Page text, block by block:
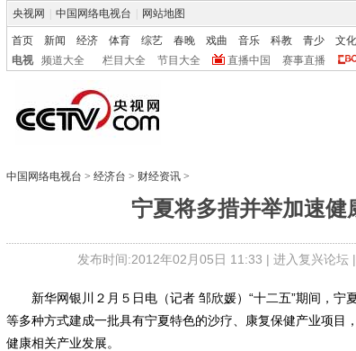
央视网 中国网络电视台 网站地图
首页 新闻 经济 体育 综艺 春晚 戏曲 音乐 科教 青少 文化
电视
频道大全 栏目大全 节目大全 直播中国 赛事直播
中国网络电视台 > 经济台 > 财经资讯 >
宁夏将多措并举加速健
发布时间:2012年02月05日 11:33 | 进入复兴论坛|
新华网银川２月５日电（记者 邹欣媛）“十二五”期间，宁
等多种方式建成一批具有宁夏特色的沙疗、康复保健产业项目
健康相关产业发展。